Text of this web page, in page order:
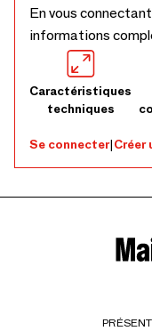
En vous
informations
Caractéristiques
techniques
Se connecter|Créer